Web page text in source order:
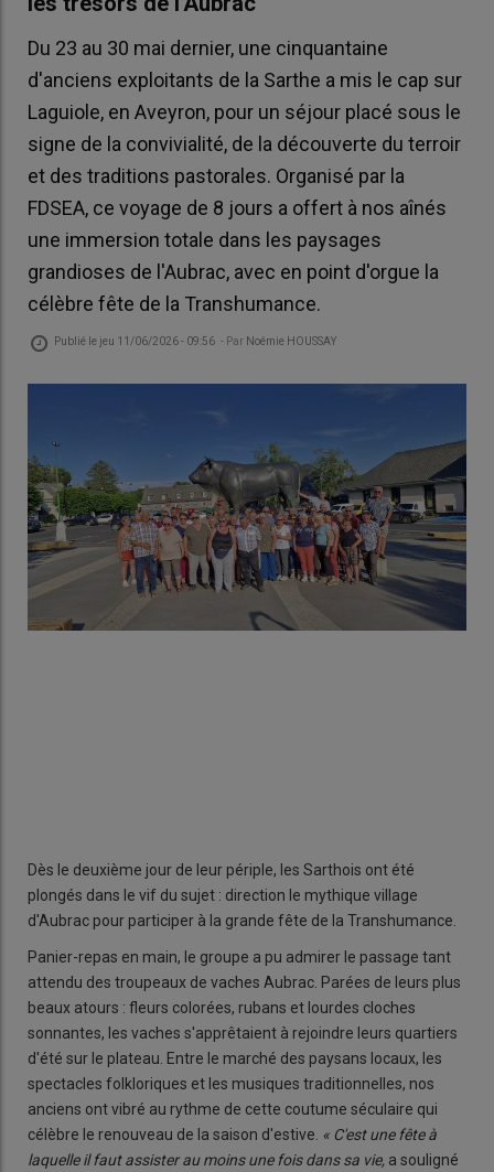
Du 23 au 30 mai dernier, une cinquantaine
d'anciens exploitants de la Sarthe a mis le cap sur
Laguiole, en Aveyron, pour un séjour placé sous le
signe de la convivialité, de la découverte du terroir
et des traditions pastorales. Organisé par la
FDSEA, ce voyage de 8 jours a offert à nos aînés
une immersion totale dans les paysages
grandioses de l'Aubrac, avec en point d'orgue la
célèbre fête de la Transhumance.
Publié le jeu 11/06/2026 - 09:56 - Par Noémie HOUSSAY
Dès le deuxième jour de leur périple, les Sarthois ont été
plongés dans le vif du sujet : direction le mythique village
d'Aubrac pour participer à la grande fête de la Transhumance.
Panier-repas en main, le groupe a pu admirer le passage tant
attendu des troupeaux de vaches Aubrac. Parées de leurs plus
beaux atours : fleurs colorées, rubans et lourdes cloches
sonnantes, les vaches s'apprêtaient à rejoindre leurs quartiers
d'été sur le plateau. Entre le marché des paysans locaux, les
spectacles folkloriques et les musiques traditionnelles, nos
anciens ont vibré au rythme de cette coutume séculaire qui
célèbre le renouveau de la saison d'estive. « C'est une fête à
laquelle il faut assister au moins une fois dans sa vie, a souligné